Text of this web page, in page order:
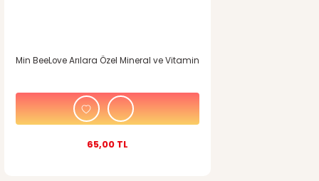
Min BeeLove Arılara Özel Mineral ve Vitamin
65,00 TL